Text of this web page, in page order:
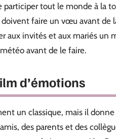
participer tout le monde à la
faire un vœu avant de
aux invités et aux mariés
avant de le faire.
d’émotions
un classique, mais il
amis, des parents et des